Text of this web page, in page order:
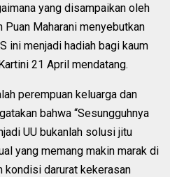
yang disampaikan oleh
Puan Maharani menyebutkan
ini menjadi hadiah bagi kaum
21 April mendatang.
perempuan keluarga dan
bahwa “Sesungguhnya
UU bukanlah solusi jitu
yang memang makin marak di
kondisi darurat kekerasan